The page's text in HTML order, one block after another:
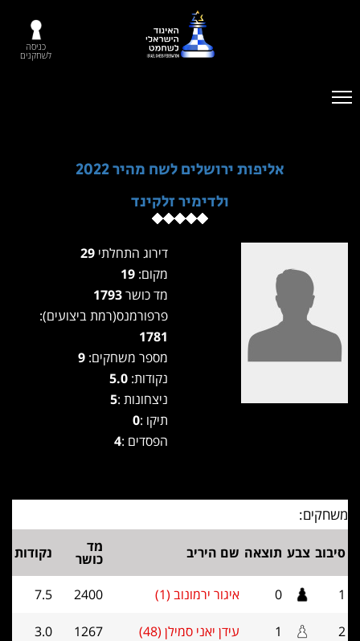
כניסה
לשחקנים
אליפות ירושלים לשח מהיר 2022
ולדימיר זלקינד
דירוג התחלתי
מקום:
מד כושר
פרפורמנס(רמת ביצועים):
1781
מספר משחקים:
נקודות: 5.0
ניצחונות :5
תיקו :0
הפסדים :4
משחקים:
סיבוב צבע תוצאה שם היריב מד
כושר נקודות
1
0 איגור ירמונוב (1) 2400
7.5
2
1 עידן יאני סמילן (48) 1267
3.0